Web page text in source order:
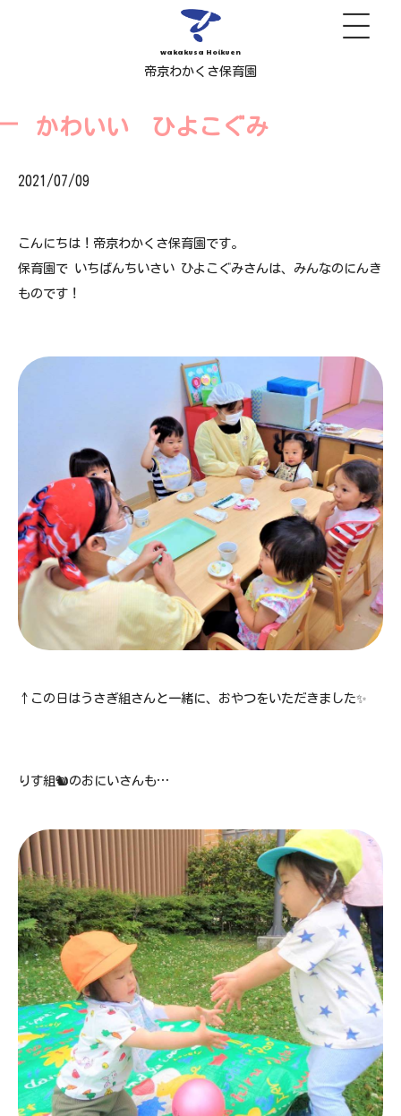
wakakusa Hoikuen
帝京わかくさ保育園
かわいい ひよこぐみ
2021/07/09
こんにちは！帝京わかくさ保育園です。
保育園で いちばんちいさい ひよこぐみさんは、みんなのにんき
ものです！
↑この日はうさぎ組さんと一緒に、おやつをいただきました✨
りす組🐿のおにいさんも…